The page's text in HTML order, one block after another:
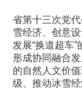
省第十三次党
雪经济、创意
发展“换道超车
形成协同融合
的自然人文价
级、推动冰雪